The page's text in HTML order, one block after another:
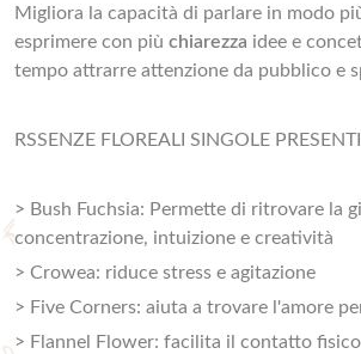
Migliora la capacità di parlare in modo
esprimere con più chiarezza idee e
tempo attrarre attenzione da pubblico e
RSSENZE FLOREALI SINGOLE PRESENTI
> Bush Fuchsia: Permette di ritrovare la
concentrazione, intuizione e creatività
> Crowea: riduce stress e agitazione
> Five Corners: aiuta a trovare l'amore
> Flannel Flower: facilita il contatto